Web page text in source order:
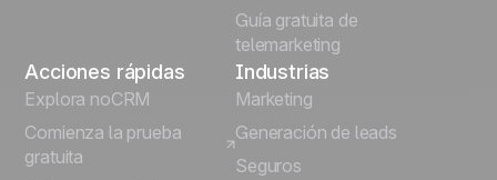
Guía gratuita de
telemarketing
Acciones rápidas
Explora noCRM
Comienza la prueba
gratuita
Industrias
Marketing
Generación de leads
Seguros